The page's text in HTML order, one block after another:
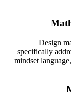
Design
specifically
mindset